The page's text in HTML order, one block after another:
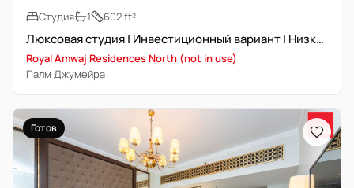
Студия
1 602 ft²
Люксовая студия | Инвестиционный вариант | Низкий этаж
Royal Amwaj Residences North (not in use)
Палм Джумейра
Готов